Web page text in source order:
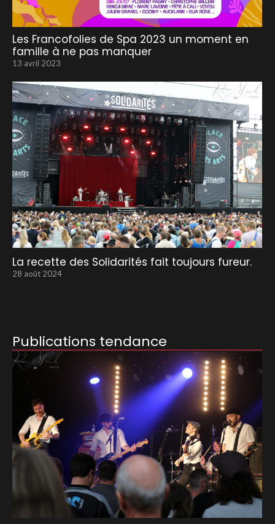
Les Francofolies de Spa 2023 un moment en
famille à ne pas manquer
13 avril 2023
La recette des Solidarités fait toujours fureur.
28 août 2024
Publications tendance